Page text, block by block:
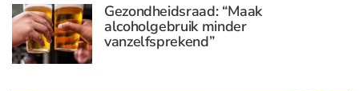
Gezondheidsraad: “Maak
alcoholgebruik minder
vanzelfsprekend”